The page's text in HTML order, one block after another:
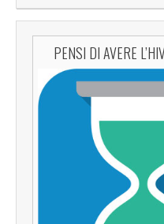
PENSI DI AVERE